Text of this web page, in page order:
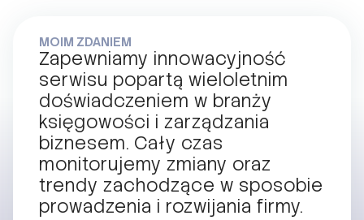
MOIM ZDANIEM
Zapewniamy innowacyjność
serwisu popartą wieloletnim
doświadczeniem w branży
księgowości i zarządzania
biznesem. Cały czas
monitorujemy zmiany oraz
trendy zachodzące w sposobie
prowadzenia i rozwijania firmy.